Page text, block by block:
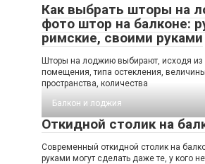
Как выбрать шторы на
фото штор на балконе:
римские, своими руками
Шторы на лоджию выбирают, исходя из
помещения, типа остекления,
пространства, количества
Балкон и лоджия
Откидной столик на
Современный откидной столик на
руками могут сделать даже те, у кого